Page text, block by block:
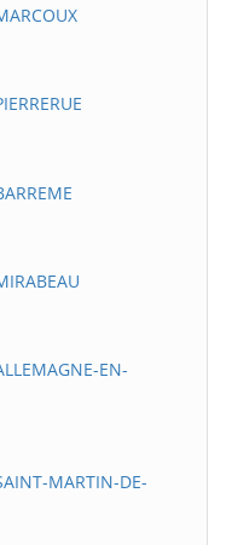
EN-
MARTIN-DE-